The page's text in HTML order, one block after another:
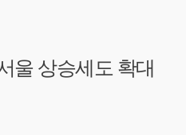
울 상승세도 확대